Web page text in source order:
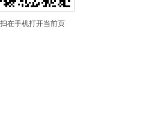
在手机打开当前页